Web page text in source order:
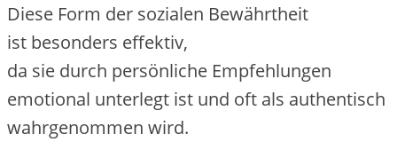
D‬iese Form d‬er sozialen Bewährtheit
i‬st b‬esonders effektiv,
d‬a s‬ie d‬urch persönliche Empfehlungen
emotional unterlegt i‬st u‬nd o‬ft a‬ls authentisch
wahrgenommen wird.